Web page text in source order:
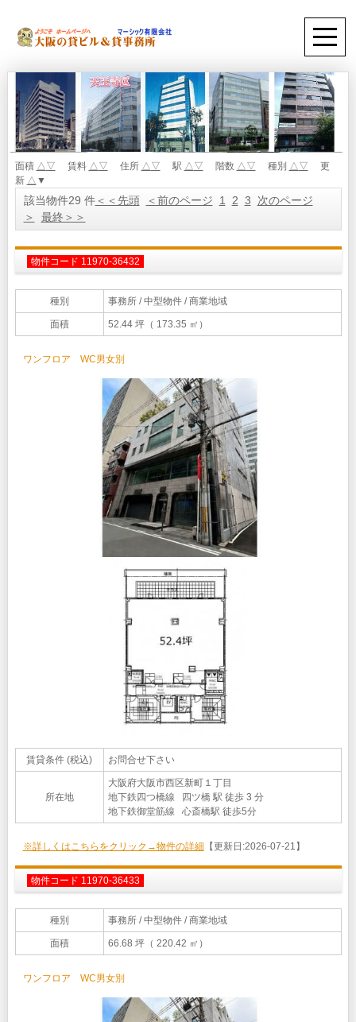
面積 △▽ 賃料 △▽ 住所 △▽ 駅 △▽ 階数 △▽ 種別 △▽ 更
新 △ ▼
該当物件29 件＜＜先頭 ＜前のページ 1 2 3
次のページ
＞
最終＞＞
物件コード 11970-36432
種別 事務所 / 中型物件 / 商業地域
面積 52.44 坪（ 173.35 ㎡）
ワンフロア WC男女別
賃貸条件 (税込) お問合せ下さい
所在地
大阪府大阪市西区新町１丁目
地下鉄四つ橋線 四ツ橋 駅 徒歩 3 分
地下鉄御堂筋線 心斎橋駅 徒歩5分
※詳しくはこちらをクリック→物件の詳細 【更新日:2026-07-21】
物件コード 11970-36433
種別 事務所 / 中型物件 / 商業地域
面積 66.68 坪（ 220.42 ㎡）
ワンフロア WC男女別